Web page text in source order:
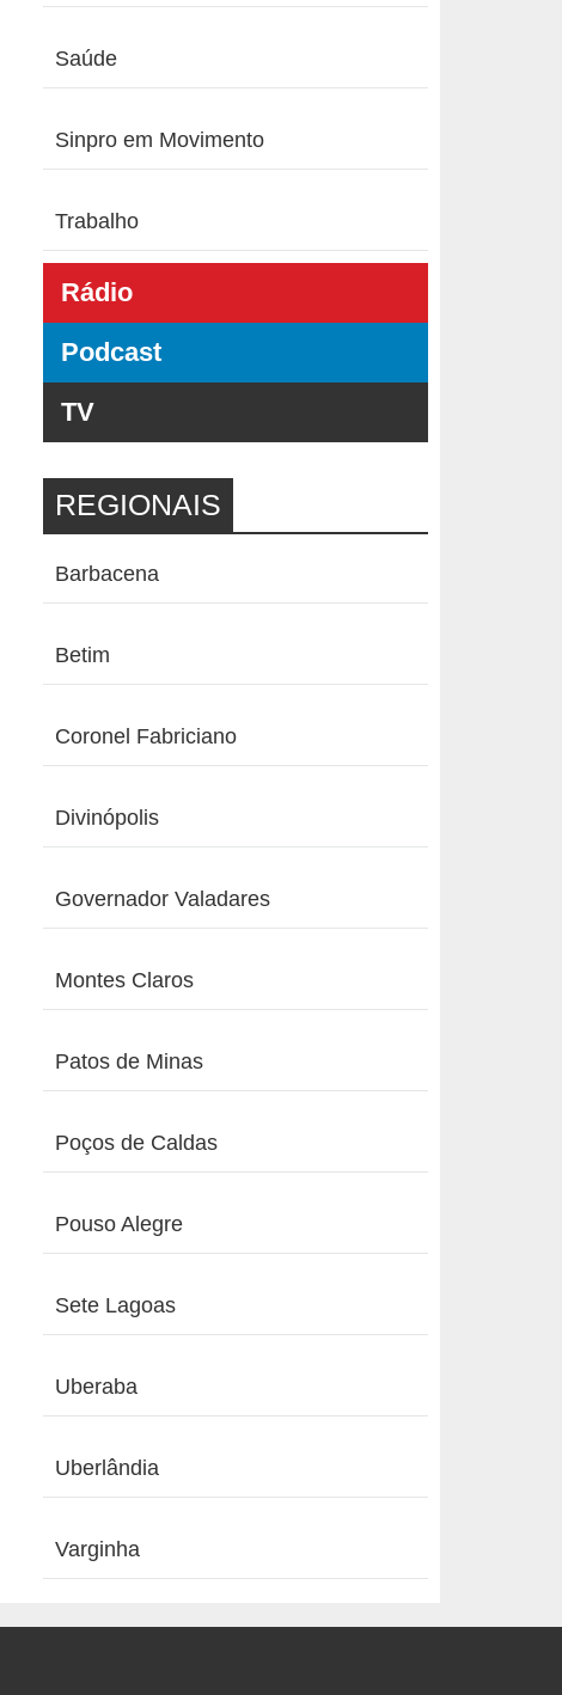
Saúde
Sinpro em Movimento
Trabalho
Rádio
Podcast
TV
REGIONAIS
Barbacena
Betim
Coronel Fabriciano
Divinópolis
Governador Valadares
Montes Claros
Patos de Minas
Poços de Caldas
Pouso Alegre
Sete Lagoas
Uberaba
Uberlândia
Varginha